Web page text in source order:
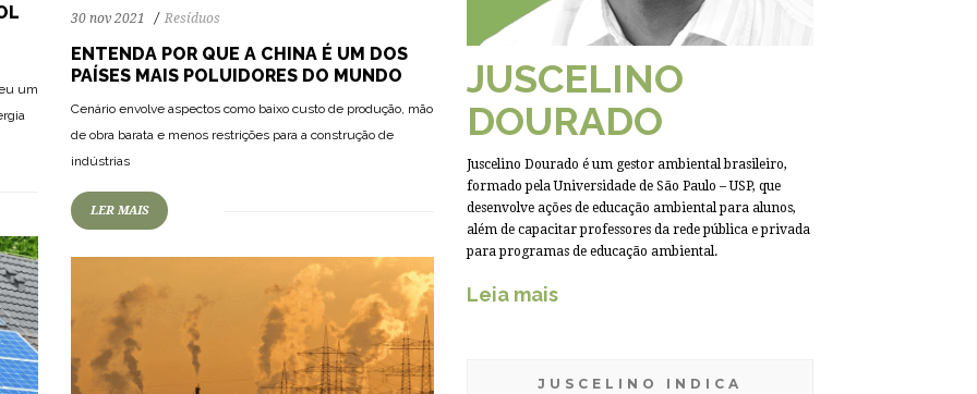
um
30 nov 2021 Resíduos
ENTENDA POR QUE A CHINA É UM DOS
PAÍSES MAIS POLUIDORES DO MUNDO
Cenário envolve aspectos como baixo custo de produção, mão
de obra barata e menos restrições para a construção de
indústrias
LER MAIS
JUSCELINO
DOURADO
Juscelino Dourado é um gestor ambiental brasileiro,
formado pela Universidade de São Paulo – USP, que
desenvolve ações de educação ambiental para alunos,
além de capacitar professores da rede pública e privada
para programas de educação ambiental.
Leia mais
JUSCELINO INDICA